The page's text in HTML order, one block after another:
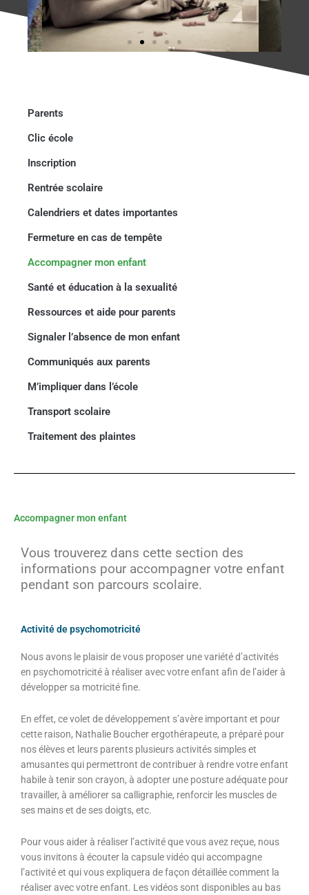
Construction
dans l'atelier
Parents
Clic école
Inscription
Rentrée scolaire
Calendriers et dates importantes
Fermeture en cas de tempête
Accompagner mon enfant
Santé et éducation à la sexualité
Ressources et aide pour parents
Signaler l’absence de mon enfant
Communiqués aux parents
M’impliquer dans l’école
Transport scolaire
Traitement des plaintes
Accompagner mon enfant
Vous trouverez dans cette section des
informations pour accompagner votre enfant
pendant son parcours scolaire.
Activité de psychomotricité
Nous avons le plaisir de vous proposer une variété d’activités
en psychomotricité à réaliser avec votre enfant afin de l’aider à
développer sa motricité fine.
En effet, ce volet de développement s’avère important et pour
cette raison, Nathalie Boucher ergothérapeute, a préparé pour
nos élèves et leurs parents plusieurs activités simples et
amusantes qui permettront de contribuer à rendre votre enfant
habile à tenir son crayon, à adopter une posture adéquate pour
travailler, à améliorer sa calligraphie, renforcir les muscles de
ses mains et de ses doigts, etc.
Pour vous aider à réaliser l’activité que vous avez reçue, nous
vous invitons à écouter la capsule vidéo qui accompagne
l’activité et qui vous expliquera de façon détaillée comment la
réaliser avec votre enfant. Les vidéos sont disponibles au bas